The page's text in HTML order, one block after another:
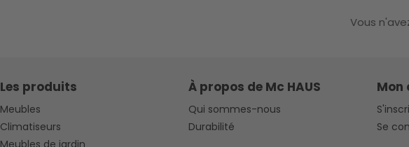
Vous
Les produits
Meubles
Climatiseurs
Meubles de jardin
À propos de Mc HAUS
Qui sommes-nous
Durabilité
Mon
Se